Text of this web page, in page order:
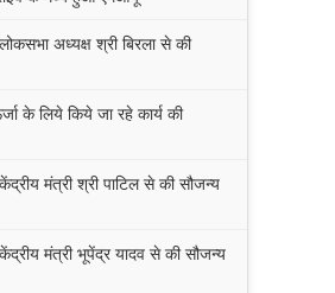
अध्यक्ष श्री बिरला से की
के लिये किये जा रहे कार्य की
मंत्री श्री पाटिल से की सौजन्य
मंत्री भूपेंद्र यादव से की सौजन्य